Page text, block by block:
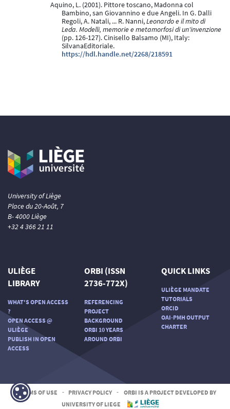
Aquino, L. (2001). Pittore toscano, Madonna col
Bambino, san Giovannino e due Angeli. In G. Dalli
Regoli, A. Natali, ... R. Nanni,Leonardo e il mito di
Leda. Modelli, memorie e metamorfosi di un'invenzione
(pp. 126-127). Cinisello Balsamo (MI), Italy:
SilvanaEditoriale.
https://hdl.handle.net/2268/218591
University of Liège
Place du 20-Août, 7
B- 4000 Liège
+32 4 366 21 11
ULIÈGE
LIBRARY
WHAT'S OPEN ACCESS
?
OPEN ACCESS @
ULIÈGE
PUBLISH IN OPEN
ACCESS
ORBI (ISSN
2736-772X)
REFERENCING
PROJECT
BACKGROUND
ORBI 10 YEARS
AROUND ORBI
QUICK LINKS
ULIÈGE MANDATE
TUTORIALS
ORCID
OAI-PMH OUTPUT
CHARTER
TERMS OF USE - PRIVACY POLICY -
ORBI IS A PROJECT DEVELOPED BY
UNIVERSITY OF LIEGE